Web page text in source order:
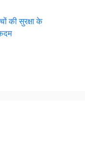
की सुरक्षा के